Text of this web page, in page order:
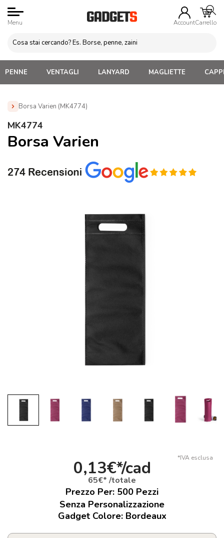
Menu AccountCarrello
PENNE VENTAGLI LANYARD MAGLIETTE
Borsa Varien (MK4774)
Home »
MK4774
Borsa Varien
*IVA esclusa
0,13€*/cad
65€* /totale
Prezzo Per: 500 Pezzi
Senza Personalizzazione
Gadget Colore: Bordeaux